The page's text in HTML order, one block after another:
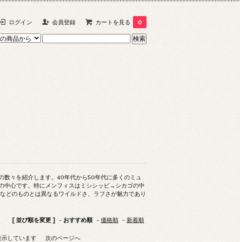
ログイン 会員登録 カートを見る 0
数々を紹介します。40年代から50年代に多くのミュ
中心です。特にメンフィスはミシシッピ→シカゴの中
どのものとは異なるワイルドさ、ラフさが魅力であり
[ 並び順を変更 ] - おすすめ順 - 価格順 - 新着順
しています 次のページへ